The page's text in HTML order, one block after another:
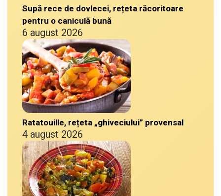
Supă rece de dovlecei, rețeta răcoritoare
pentru o caniculă bună
6 august 2026
Ratatouille, rețeta „ghiveciului” provensal
4 august 2026